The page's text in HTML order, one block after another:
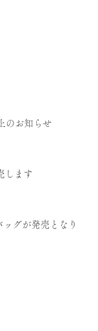
のお知らせ
します
グが発売となり